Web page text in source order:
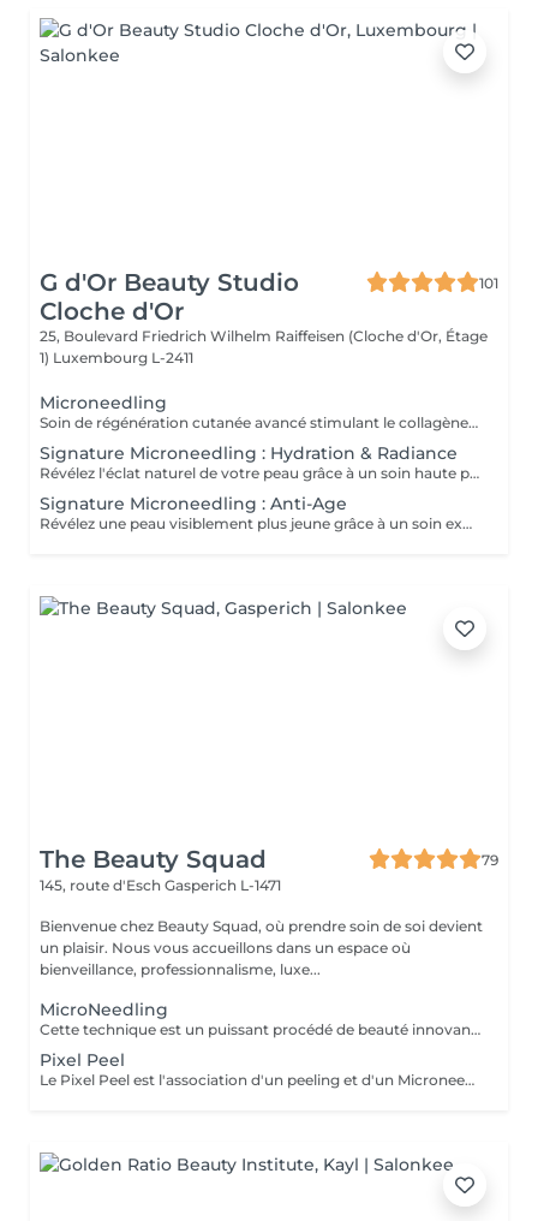
G d'Or Beauty Studio
Cloche d'Or
101
25, Boulevard Friedrich Wilhelm Raiffeisen (Cloche d'Or, Étage
1) Luxembourg L-2411
Microneedling
Soin de régénération cutanée avancé stimulant le collagène et l'élastine par micro-perforations contrôlées. Il affine le grain de peau, ravive l'éclat et améliore visiblement les signes de l'âge et les irrégularités.
Signature Microneedling : Hydration & Radiance
Révélez l'éclat naturel de votre peau grâce à un soin haute performance aux résultats visibles. Une exfoliation Aqua Peel avec la technologie Skin Station nettoie en profondeur, élimine les impuretés et ravive instantanément l'éclat. Le microneedling stimule ensuite la régénération cutanée et optimise la pénétration des actifs. Enrichi en peptides intelligents HydroPeptide issus de biotechnologies avancées et boosté par la luminothérapie, ce soin cible l'hydratation et la revitalisation au cur de la peau. Résultat : une peau plus lisse, repulpée et intensément lumineuse dès la première séance.
Signature Microneedling : Anti-Age
Révélez une peau visiblement plus jeune grâce à un soin expert haute performance. Une exfoliation Aqua Peel avec la technologie Skin Station relance le renouvellement cellulaire, nettoie en profondeur et ravive l'éclat. Le microneedling stimule la production naturelle de collagène pour une peau plus ferme et régénérée. Enrichi en peptides nouvelle génération HydroPeptide, reconnus pour leur efficacité anti-âge, et boosté par la luminothérapie, ce soin lisse, raffermit et revitalise intensément la peau. Résultat : une peau plus ferme, lisse et visiblement rajeunie dès les premières séance.
The Beauty Squad
79
145, route d'Esch Gasperich L-1471
Bienvenue chez Beauty Squad, où prendre soin de soi devient
un plaisir. Nous vous accueillons dans un espace où
bienveillance, professionnalisme, luxe...
MicroNeedling
Cette technique est un puissant procédé de beauté innovant permettant de traiter les problèmes de peau et le vieillissement de celle-ci par une stimulation intense de la collagenèse. Le traitement idéal pour effacer les rides améliorer la texture de sa peau. 1 soin : 150€ Forfait 5 soins : 675€
Pixel Peel
Le Pixel Peel est l'association d'un peeling et d'un Microneedling dans la même séance, ce qui doublera donc l'efficacité du traitement et donnera des résultats plus rapides et plus durables. Une action de stimulation et régénération programmée dans la même séance avec des combinaisons d'actifs 100% personnalisés en fonction des problématiques traitées. 1 séance : 225€ Forfait 5 séances : 1015€